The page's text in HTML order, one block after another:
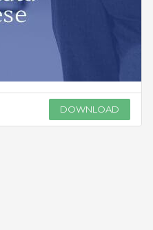
DOWNLOAD